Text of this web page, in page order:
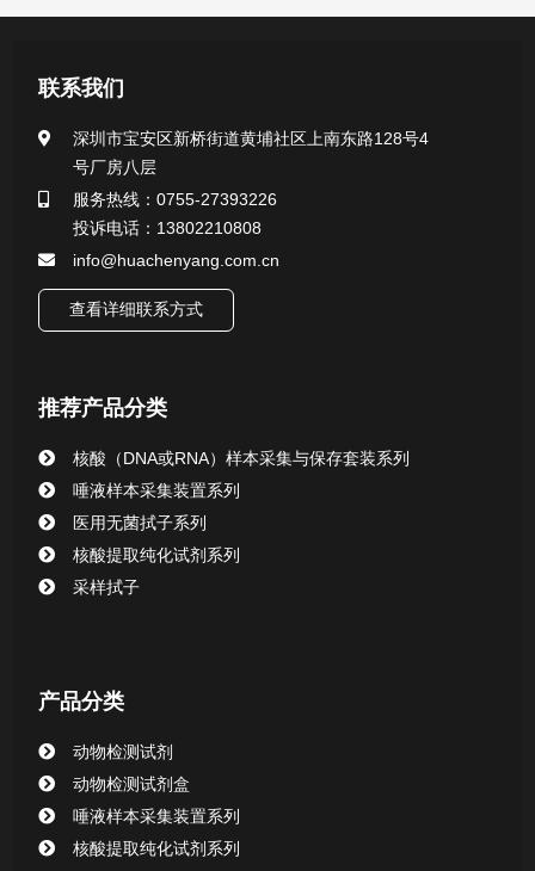
产品中心
医用无菌采样拭子系列
一次性使用采样器系列
微生物样本保存液（通用运输传媒介质）系列
核酸（DNA&RNA）样本采集与保存套装系列
唾液样本采集装置系列
清洁验证棉签系列
动物检测试剂
联系我们
深圳市宝安区新桥街道黄埔社区上南东路128号4
号厂房八层
服务热线：0755-27393226
投诉电话：13802210808
info@huachenyang.com.cn
查看详细联系方式
推荐产品分类
核酸（DNA或RNA）样本采集与保存套装系列
唾液样本采集装置系列
医用无菌拭子系列
核酸提取纯化试剂系列
采样拭子
产品分类
动物检测试剂
动物检测试剂盒
唾液样本采集装置系列
核酸提取纯化试剂系列